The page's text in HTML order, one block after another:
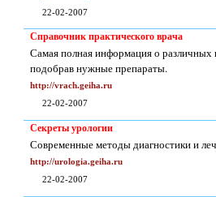
22-02-2007
Справочник практического врача
Самая полная информация о различных
подобрав нужные препараты.
http://vrach.geiha.ru
22-02-2007
Секреты урологии
Современные методы диагностики и
http://urologia.geiha.ru
22-02-2007